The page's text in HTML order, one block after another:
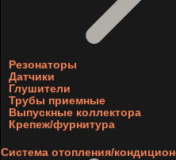
Резонаторы
Датчики
Глушители
Трубы приемные
Выпускные коллектора
Крепеж/фурнитура
Система отопления/